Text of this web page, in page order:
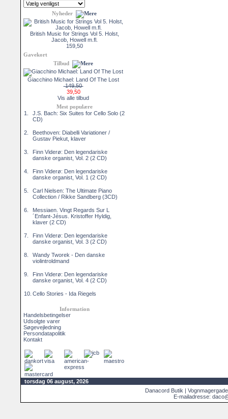
Nyheder
British Music for Strings Vol 5. Holst,
Jacob, Howell m.fl.
159,50
Gavekort
Tilbud
Giacchino Michael: Land Of The Lost
149,50
39,50
Vis alle tilbud
Mest populære
1.
J.S. Bach: Six Suites for Cello Solo (2
CD)
2.
Beethoven: Diabelli Variationer /
Gustav Piekut, klaver
3.
Finn Viderø: Den legendariske
danske organist, Vol. 2 (2 CD)
4.
Finn Viderø: Den legendariske
danske organist, Vol. 1 (2 CD)
5.
Carl Nielsen: The Ultimate Piano
Collection / Rikke Sandberg (3CD)
6.
Messiaen. Vingt Regards Sur L
´Enfant-Jésus. Kristoffer Hyldig,
klaver (2 CD)
7.
Finn Viderø: Den legendariske
danske organist, Vol. 3 (2 CD)
8.
Wandy Tworek - Den danske
violintroldmand
9.
Finn Viderø: Den legendariske
danske organist, Vol. 4 (2 CD)
10. Cello Stories - Ida Riegels
Information
Handelsbetingelser
Udsolgte varer
Søgevejledning
Persondatapolitik
Kontakt
torsdag 06 august, 2026
Danacord Butik |
E-mailadresse: